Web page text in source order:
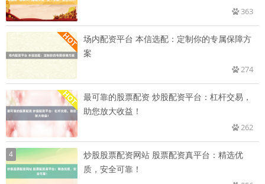
363
场内配资平台 本信选配：定制你的专属保障方
案
274
最可靠的股票配资 炒股配资平台：杠杆交易，
助您放大收益！
262
4
炒股股票配资网站 股票配资真平台：精选优
质，安全可靠！